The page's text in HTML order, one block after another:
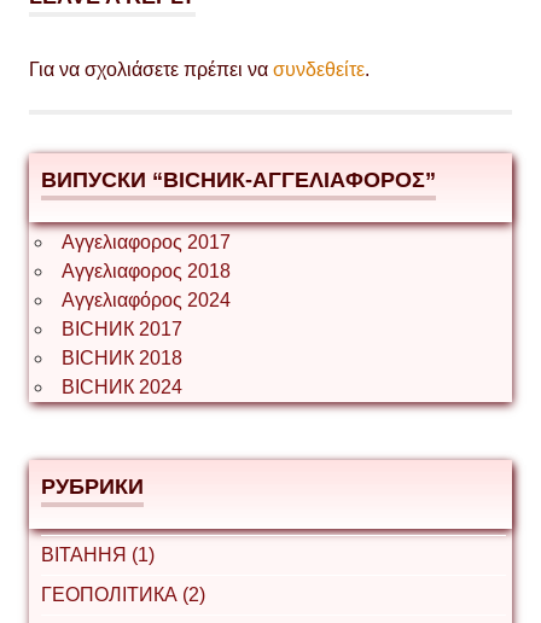
Για να σχολιάσετε πρέπει να συνδεθείτε.
ВИПУСКИ “ВІСНИК-ΑΓΓΕΛΙΑΦΟΡΟΣ”
Αγγελιαφορος 2017
Αγγελιαφορος 2018
Αγγελιαφόρος 2024
ВІСНИК 2017
ВІСНИК 2018
ВІСНИК 2024
РУБРИКИ
ВІТАННЯ (1)
ГЕОПОЛІТИКА (2)